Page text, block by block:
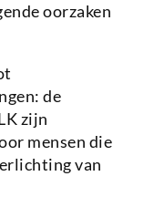
oorzaken
de
zijn
mensen die
van